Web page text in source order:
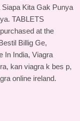
Kita Gak Punya
TABLETS
at the
Billig Ge,
In India, Viagra
kan viagra k bes p,
online ireland.